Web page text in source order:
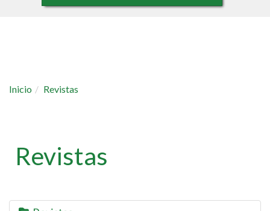
Inicio Revistas
Revistas